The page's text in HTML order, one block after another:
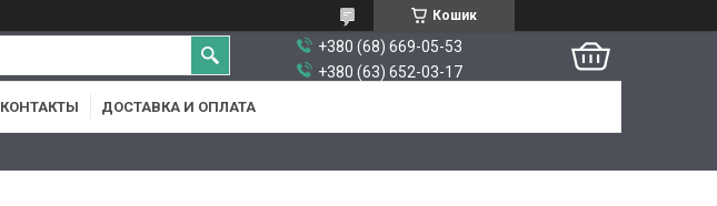
Кошик
+380 (68) 669-05-53
+380 (63) 652-03-17
КОНТАКТЫ ДОСТАВКА И ОПЛАТА